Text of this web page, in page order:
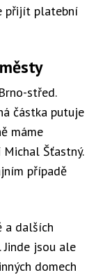
přijít platební
střed.
částka putuje
máme
Šťastný.
případě
a dalších
jsou ale
domech